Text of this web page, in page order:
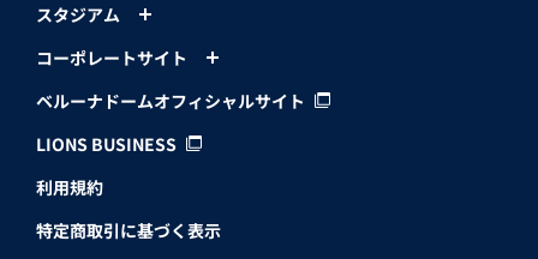
スタジアム
コーポレートサイト
ベルーナドームオフィシャルサイト
LIONS BUSINESS
利用規約
特定商取引に基づく表示